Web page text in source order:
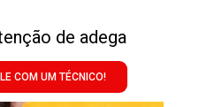
de adega
COM UM TÉCNICO!